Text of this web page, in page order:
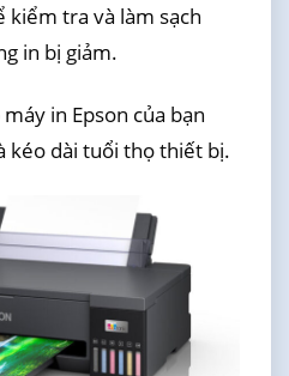
kiểm tra và làm sạch
in bị giảm.
in Epson của bạn
kéo dài tuổi thọ thiết bị.